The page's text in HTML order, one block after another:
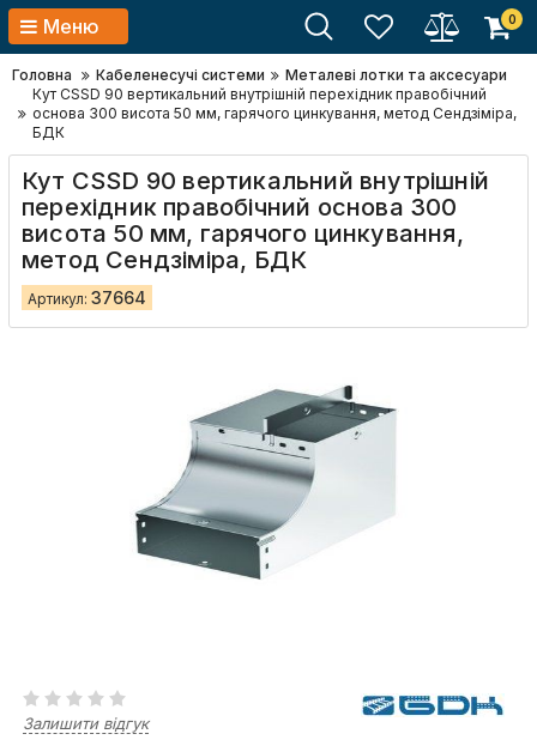
Меню 0
Головна Кабеленесучі системи
Металеві лотки та аксесуари
Кут CSSD 90 вертикальний внутрішній перехідник правобічний
основа 300 висота 50 мм, гарячого цинкування, метод Сендзіміра,
БДК
Кут CSSD 90 вертикальний внутрішній
перехідник правобічний основа 300
висота 50 мм, гарячого цинкування,
метод Сендзіміра, БДК
Артикул: 37664
Залишити відгук